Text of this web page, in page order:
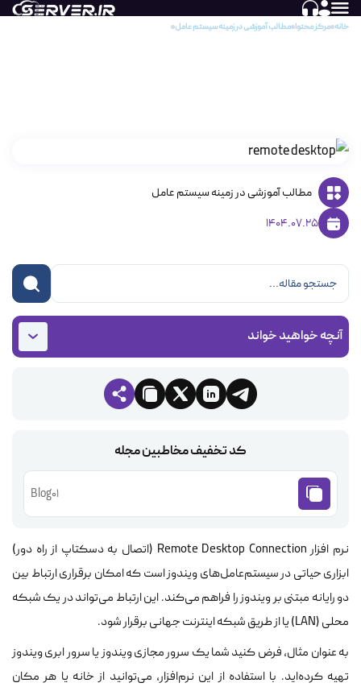
خانه مرکز محتوا مطالب آموزشی در زمینه سیستم عامل‌
مطالب آموزشی در زمینه سیستم عامل‌
1404.07.25
آنچه خواهید خواند
کد تخفیف مخاطبین مجله
Blog01
نرم افزار Remote Desktop Connection (اتصال به دسکتاپ از راه دور)
ابزاری حیاتی در سیستم‌عامل‌های ویندوز است که امکان برقراری ارتباط بین
دو رایانه مبتنی بر ویندوز را فراهم می‌کند. این ارتباط می‌تواند در یک شبکه
محلی (LAN) یا از طریق شبکه اینترنت جهانی برقرار شود.
به عنوان مثال، فرض کنید شما یک سرور مجازی ویندوز یا سرور ابری ویندوز
تهیه کرده‌اید. با استفاده از این نرم‌افزار، می‌توانید از خانه یا هر مکان